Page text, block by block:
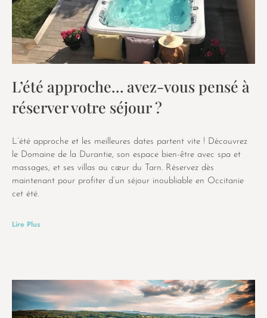
L’été approche… avez-vous pensé à
réserver votre séjour ?
L’été approche et les meilleures dates partent vite ! Découvrez
le Domaine de la Durantie, son espace bien-être avec spa et
massages, et ses villas au cœur du Tarn. Réservez dès
maintenant pour profiter d’un séjour inoubliable en Occitanie
cet été.
Lire Plus